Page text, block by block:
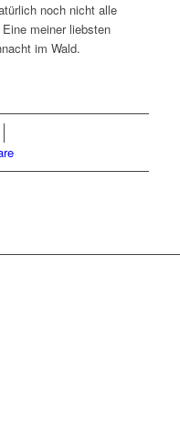
noch nicht alle
meiner liebsten
im Wald.